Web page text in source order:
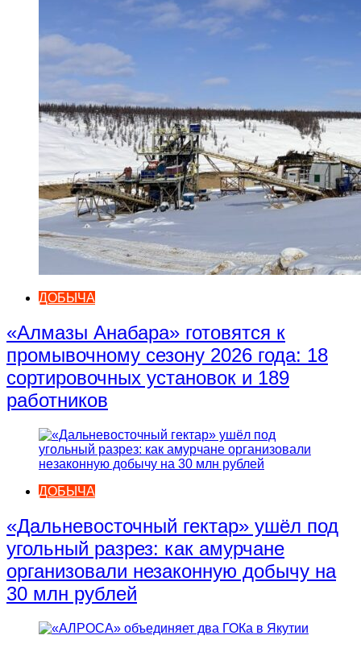
ДОБЫЧА
«Алмазы Анабара» готовятся к
промывочному сезону 2026 года: 18
сортировочных установок и 189
работников
ДОБЫЧА
«Дальневосточный гектар» ушёл под
угольный разрез: как амурчане
организовали незаконную добычу на
30 млн рублей